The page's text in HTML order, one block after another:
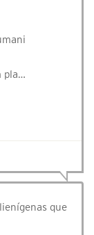
pla…
que